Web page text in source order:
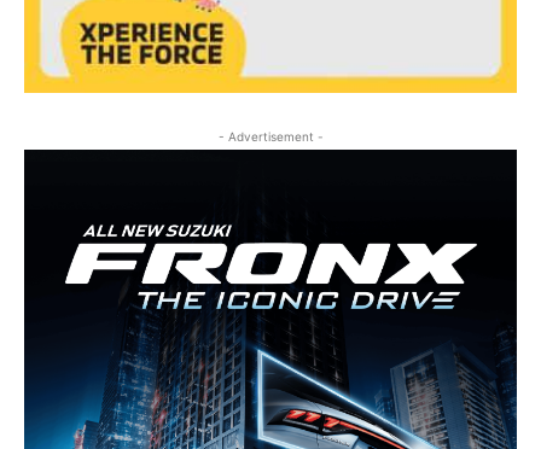
- Advertisement -